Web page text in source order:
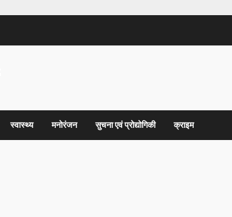
स्वास्थ्य मनोरंजन सुचना एवं प्रोद्योगिकी क्राइम